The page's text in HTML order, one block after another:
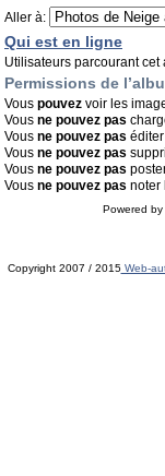
Aller à:
Qui est en ligne
Utilisateurs parcourant
Permissions de
Vous pouvez voir les
Vous ne pouvez pas
Vous ne pouvez pas
Vous ne pouvez pas
Vous ne pouvez pas
Vous ne pouvez pas noter
Powered by
« phpBB Gallery » -
Copyright 2007 / 2015Web-